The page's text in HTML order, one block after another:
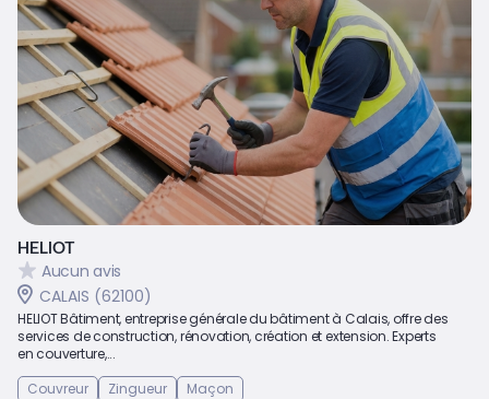
HELIOT
Aucun avis
CALAIS (62100)
HELIOT Bâtiment, entreprise générale du bâtiment à Calais, offre des
services de construction, rénovation, création et extension. Experts
en couverture,...
Couvreur
Zingueur Maçon